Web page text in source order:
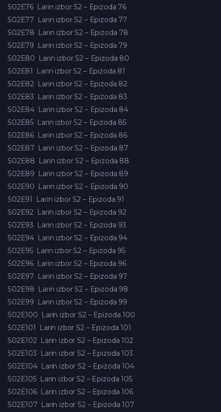
S02E76 Larin izbor S2 – Epizoda 76
S02E77 Larin izbor S2 – Epizoda 77
S02E78 Larin izbor S2 – Epizoda 78
S02E79 Larin izbor S2 – Epizoda 79
S02E80 Larin izbor S2 – Epizoda 80
S02E81
Larin izbor S2 – Epizoda 81
S02E82 Larin izbor S2 – Epizoda 82
S02E83 Larin izbor S2 – Epizoda 83
S02E84 Larin izbor S2 – Epizoda 84
S02E85 Larin izbor S2 – Epizoda 85
S02E86 Larin izbor S2 – Epizoda 86
S02E87 Larin izbor S2 – Epizoda 87
S02E88 Larin izbor S2 – Epizoda 88
S02E89 Larin izbor S2 – Epizoda 89
S02E90 Larin izbor S2 – Epizoda 90
S02E91
Larin izbor S2 – Epizoda 91
S02E92 Larin izbor S2 – Epizoda 92
S02E93 Larin izbor S2 – Epizoda 93
S02E94 Larin izbor S2 – Epizoda 94
S02E95 Larin izbor S2 – Epizoda 95
S02E96 Larin izbor S2 – Epizoda 96
S02E97 Larin izbor S2 – Epizoda 97
S02E98 Larin izbor S2 – Epizoda 98
S02E99 Larin izbor S2 – Epizoda 99
S02E100 Larin izbor S2 – Epizoda 100
S02E101
Larin izbor S2 – Epizoda 101
S02E102 Larin izbor S2 – Epizoda 102
S02E103 Larin izbor S2 – Epizoda 103
S02E104 Larin izbor S2 – Epizoda 104
S02E105 Larin izbor S2 – Epizoda 105
S02E106 Larin izbor S2 – Epizoda 106
S02E107 Larin izbor S2 – Epizoda 107